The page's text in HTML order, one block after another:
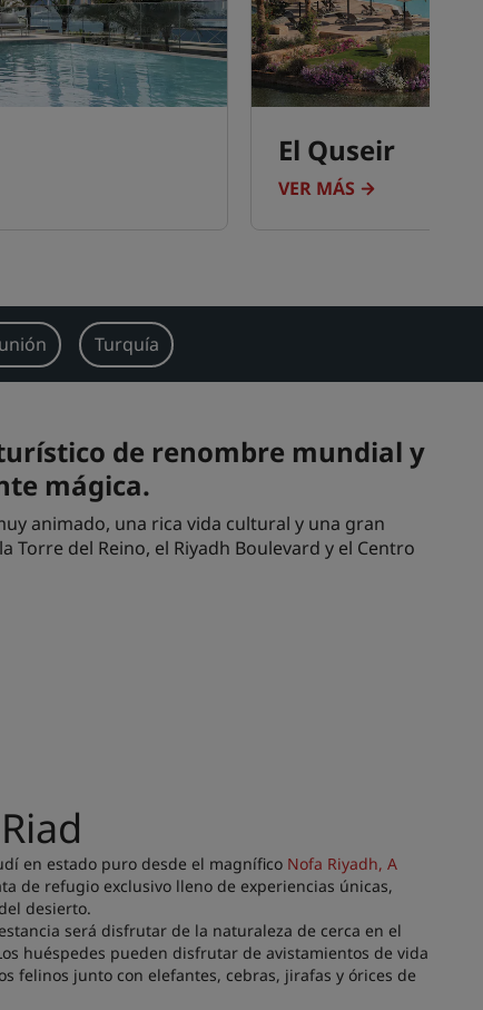
El Quseir
VER MÁS
Turquía
de renombre mundial y
mágica.
animado, una rica vida cultural y una gran
del Reino, el Riyadh Boulevard y el Centro
en estado puro desde el magnífico Nofa Riyadh, A
de refugio exclusivo lleno de experiencias únicas,
desierto.
será disfrutar de la naturaleza de cerca en el
huéspedes pueden disfrutar de avistamientos de vida
felinos junto con elefantes, cebras, jirafas y órices de